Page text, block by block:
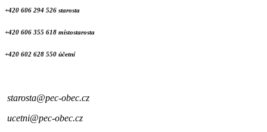
+420 606 294 526 starosta
+420 606 355 618 místostarosta
+420 602 628 550 účetní
starosta@pec-obec.cz
ucetni@pec-obec.cz